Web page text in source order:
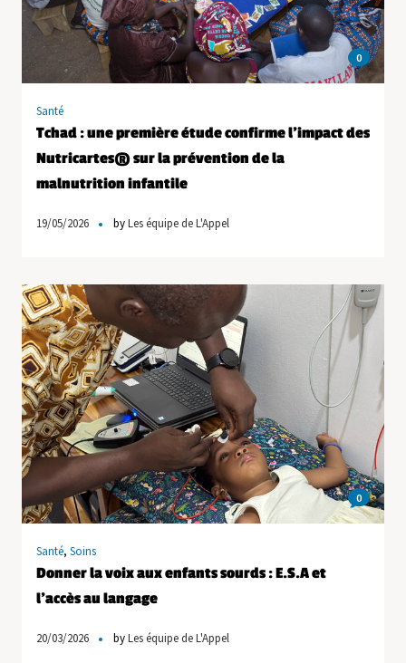
0
Santé
Tchad : une première étude confirme l’impact des
Nutricartes® sur la prévention de la
malnutrition infantile
19/05/2026 byLes équipe de L'Appel
0
Santé, Soins
Donner la voix aux enfants sourds : E.S.A et
l’accès au langage
20/03/2026 byLes équipe de L'Appel